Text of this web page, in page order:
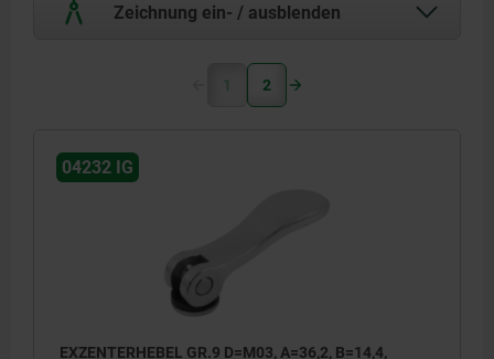
Zeichnung ein- / ausblenden
1 2
04232 IG
EXZENTERHEBEL GR.9 D=M03, A=36,2, B=14,4,